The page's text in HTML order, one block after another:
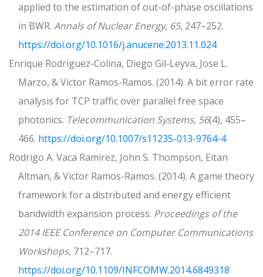
applied to the estimation of out-of-phase oscillations
in BWR. Annals of Nuclear Energy, 65, 247–252.
https://doi.org/10.1016/j.anucene.2013.11.024
Enrique Rodriguez-Colina, Diego Gil-Leyva, Jose L.
Marzo, & Victor Ramos-Ramos. (2014). A bit error rate
analysis for TCP traffic over parallel free space
photonics. Telecommunication Systems, 56(4), 455–
466. https://doi.org/10.1007/s11235-013-9764-4
Rodrigo A. Vaca Ramirez, John S. Thompson, Eitan
Altman, & Victor Ramos-Ramos. (2014). A game theory
framework for a distributed and energy efficient
bandwidth expansion process. Proceedings of the
2014 IEEE Conference on Computer Communications
Workshops, 712–717.
https://doi.org/10.1109/INFCOMW.2014.6849318